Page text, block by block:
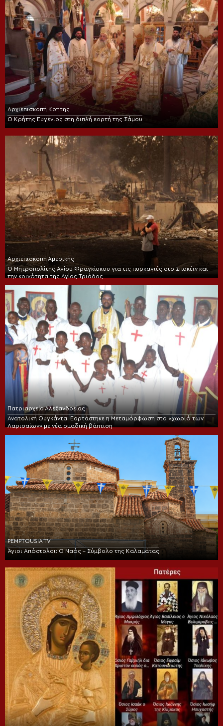
Αρχιεπισκοπή Κρήτης
Ο Κρήτης Ευγένιος στη διπλή εορτή της Σάμου
Αρχιεπισκοπή Αμερικής
Ο Μητροπολίτης Αγίου Φραγκίσκου για τις πυρκαγιές στο Σποκέιν και
την κοινότητα της Αγίας Τριάδος
Πατριαρχείο Αλεξανδρείας
Ανατολική Ουγκάντα: Εορτάστηκε η Μεταμόρφωση στο «χωριό των
Λαρισαίων» με νέα ομαδική βάπτιση
PEMPTOUSIA TV
Άγιοι Απόστολοι: Ο Ναός – Σύμβολο της Καλαμάτας